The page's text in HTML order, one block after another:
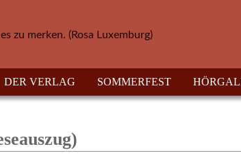
zu merken. (Rosa Luxemburg)
DER VERLAG SOMMERFEST